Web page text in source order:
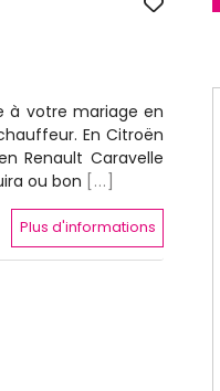
à votre mariage en
En Citroën
Renault Caravelle
ou bon [...]
Plus d'informations